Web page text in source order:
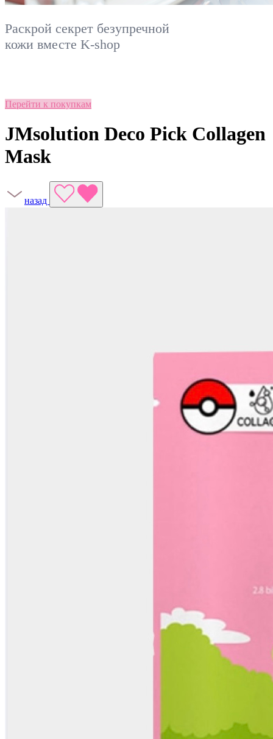
Раскрой секрет безупречной
кожи вместе K-shop
Перейти к покупкам
JMsolution Deco Pick Collagen
Mask
назад